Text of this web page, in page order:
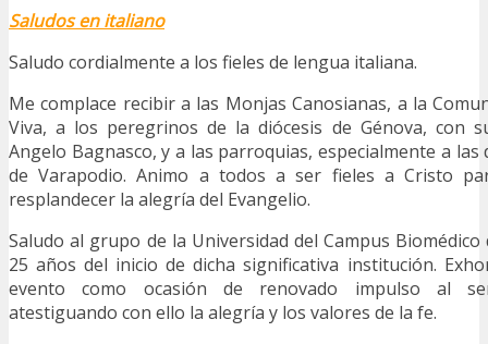
Saludos en italiano
Saludo cordialmente a los fieles de lengua italiana.
Me complace recibir a las Monjas Canosianas, a la
Viva, a los peregrinos de la diócesis de Génova, con
Angelo Bagnasco, y a las parroquias, especialmente a las
de Varapodio. Animo a todos a ser fieles a Cristo
resplandecer la alegría del Evangelio.
Saludo al grupo de la Universidad del Campus Biomédico
25 años del inicio de dicha significativa institución.
evento como ocasión de renovado impulso al
atestiguando con ello la alegría y los valores de la fe.